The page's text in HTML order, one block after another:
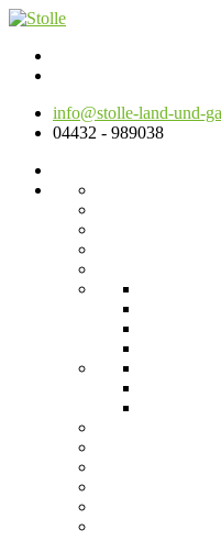
info@stolle-land-und-
04432 - 989038